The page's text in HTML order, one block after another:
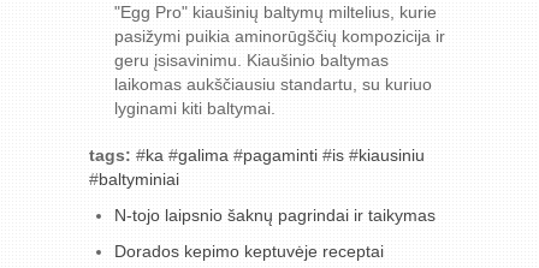
"Egg Pro" kiaušinių baltymų miltelius, kurie
pasižymi puikia aminorūgščių kompozicija ir
geru įsisavinimu. Kiaušinio baltymas
laikomas aukščiausiu standartu, su kuriuo
lyginami kiti baltymai.
tags: #ka #galima #pagaminti #is #kiausiniu
#baltyminiai
N-tojo laipsnio šaknų pagrindai ir taikymas
Dorados kepimo keptuvėje receptai